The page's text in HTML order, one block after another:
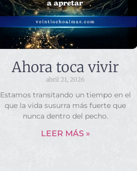
Ahora toca vivir
abril 21, 2026
Estamos transitando un tiempo en el
que la vida susurra más fuerte que
nunca dentro del pecho.
LEER MÁS »